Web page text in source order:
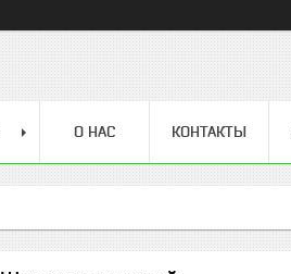
О НАС КОНТАКТЫ